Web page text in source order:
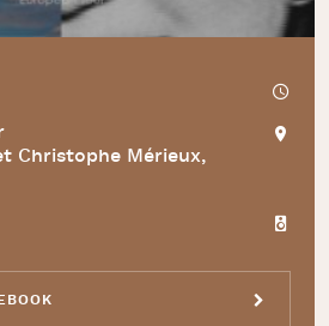
Christophe Mérieux,